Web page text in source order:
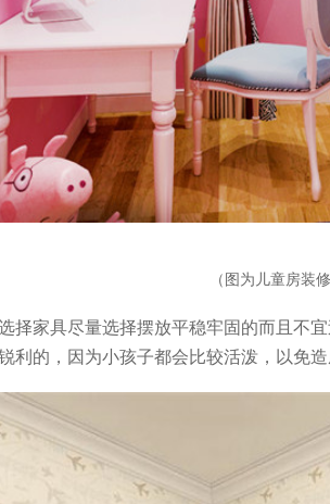
（图为儿童房装
择家具尽量选择摆放平稳牢固的而且不
利的，因为小孩子都会比较活泼，以免造